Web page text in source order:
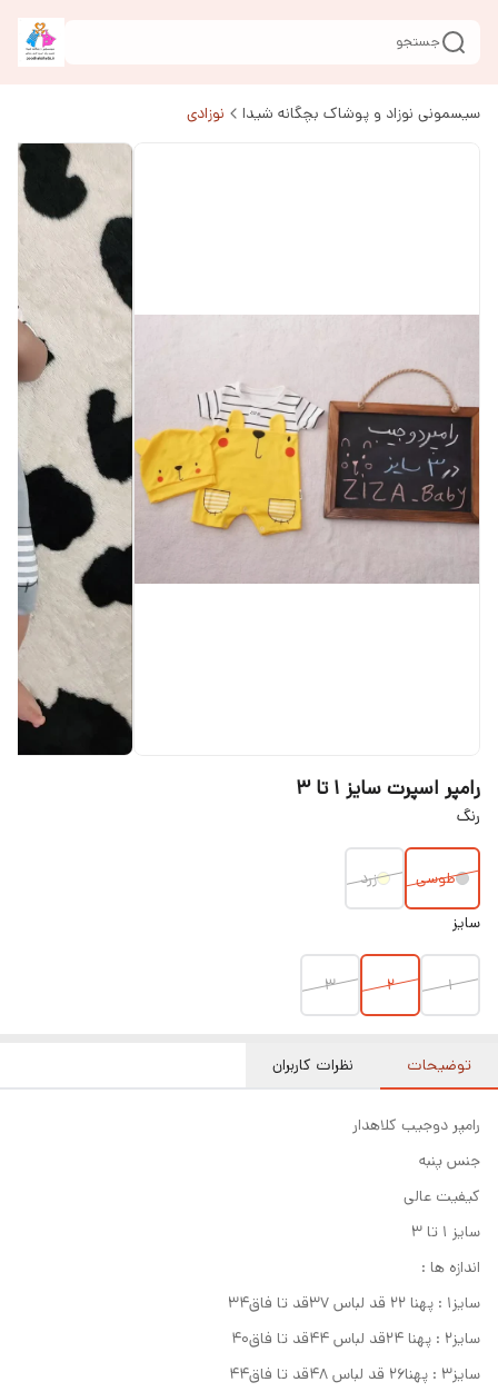
جستجو
سیسمونی نوزاد و پوشاک بچگانه شیدا نوزادی
رامپر اسپرت سایز ۱ تا ۳
رنگ
طوسی
زرد
سایز
۱ ۲ ۳
توضیحات نظرات کاربران
رامپر دوجیب کلاهدار
جنس پنبه
کیفیت عالی
سایز ۱ تا ۳
اندازه ها :
سایز۱ : پهنا ۲۲ قد لباس ۳۷قد تا فاق۳۴
سایز۲ : پهنا ۲۴قد لباس ۴۴قد تا فاق۴۰
سایز۳ : پهنا۲۶ قد لباس ۴۸قد تا فاق۴۴